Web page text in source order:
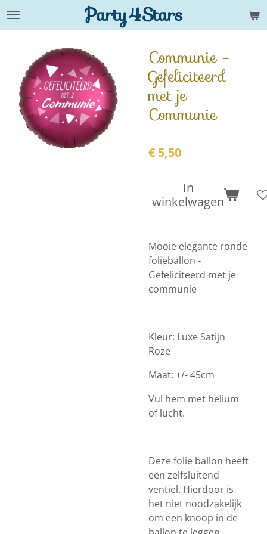
Ga
hoofdinhoud
Party4Stars
Communie -
Gefeliciteerd
met je
Communie
€ 5,50
In
winkelwagen
Mooie elegante ronde
folieballon -
Gefeliciteerd met je
communie
Kleur: Luxe Satijn
Roze
Maat: +/- 45cm
Vul hem met helium
of lucht.
Deze folie ballon heeft
een zelfsluitend
ventiel. Hierdoor is
het niet noodzakelijk
om een knoop in de